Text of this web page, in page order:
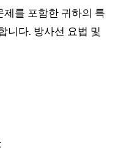
를 포함한 귀하의 특
니다. 방사선 요법 및